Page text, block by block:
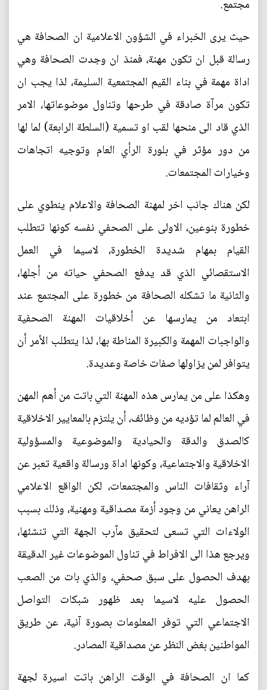
مجتمع.
حيث يرى الخبراء في الشؤون الاعلامية ان الصحافة هي
رسالة قبل ان تكون مهنة، فمنذ ان وجدت الصحافة وهي
اداة مهمة في بناء القيم المجتمعية السليمة، لذا يجب ان
تكون مرآة صادقة في طرحها وتناول موضوعاتها، الامر
الذي قاد الى منحها لقب او تسمية (السلطة الرابعة) لما لها
من دور مؤثر في بلورة الرأي العام وتوجيه اتجاهات
وخيارات المجتمعات.
لكن هناك جانب اخر لمهنة الصحافة والاعلام ينطوي على
خطورة بنوعين، الاولى على الصحفي نفسه كونها تتطلب
القيام بمهام شديدة الخطورة، لاسيما في العمل
الاستقصائي الذي قد يدفع الصحفي حياته من أجلها،
والثانية ما تشكله الصحافة من خطورة على المجتمع عند
ابتعاد من يمارسها عن أخلاقيات المهنة الصحفية
والواجبات المهمة والكبيرة المناطة بها، لذا يتطلب الأمر أن
يتوافر لمن يزاولها صفات خاصة وعديدة.
وهكذا على من يمارس هذه المهنة التي باتت من أهم المهن
في العالم لما تؤديه من وظائف، أن يلتزم بالمعايير الاخلاقية
كالصدق والدقة والحيادية والموضوعية والمسؤولية
الاخلاقية والاجتماعية، وكونها اداة ورسالة واقعية تعبر عن
آراء وثقافات الناس والمجتمعات، لكن الواقع الاعلامي
الراهن يعاني من وجود أزمة مصداقية ومهنية، وذلك بسبب
الولاءات التي تسعى لتحقيق مآرب الجهة التي تنشئها،
ويرجع هذا الى الافراط في تناول الموضوعات غير الدقيقة
بهدف الحصول على سبق صحفي، والذي بات من الصعب
الحصول عليه لاسيما بعد ظهور شبكات التواصل
الاجتماعي التي توفر المعلومات بصورة آنية، عن طريق
المواطنين بغض النظر عن مصداقية المصادر.
كما ان الصحافة في الوقت الراهن باتت اسيرة لجهة